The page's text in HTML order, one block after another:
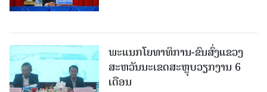
ພະແນກໂຍທາທິການ-ຂົນສົ່ງແຂວງ
ສະຫວັນນະເຂດສະຫຼຸບວຽກງານ 6
ເດືອນ